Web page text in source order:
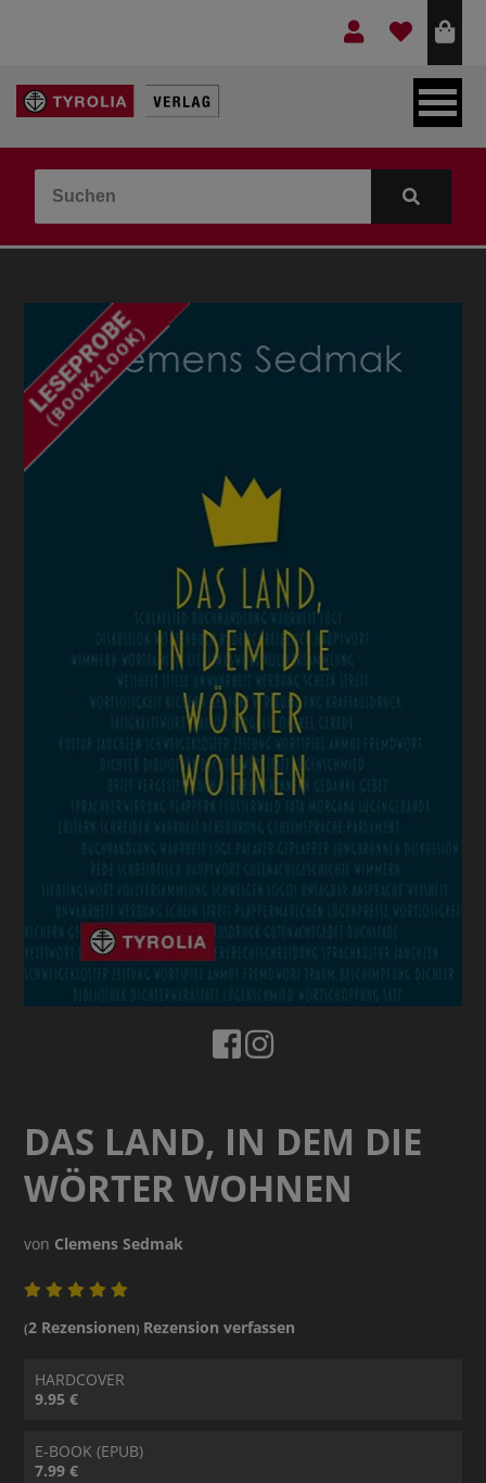
LEBEN & GLAUBE
KINDER- & JUGENDBUCH
VERLAG
IDEEN & BEGLEITMATERIAL
DAS LAND, IN DEM DIE
WÖRTER WOHNEN
von Clemens Sedmak
(2 Rezensionen) Rezension verfassen
HARDCOVER
9.95 €
E-BOOK (EPUB)
7.99 €